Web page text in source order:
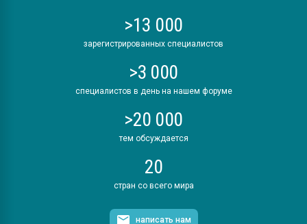
>13 000
зарегистрированных специалистов
>3 000
специалистов в день на нашем форуме
>20 000
тем обсуждается
20
стран со всего мира
написать нам